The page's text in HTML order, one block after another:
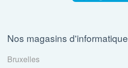
Nos magasins d'informatique
Bruxelles